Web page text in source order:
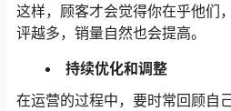
这样，顾客才会觉得你在乎他们
评越多，销量自然也会提高。
持续优化和调整
在运营的过程中，要时常回顾自